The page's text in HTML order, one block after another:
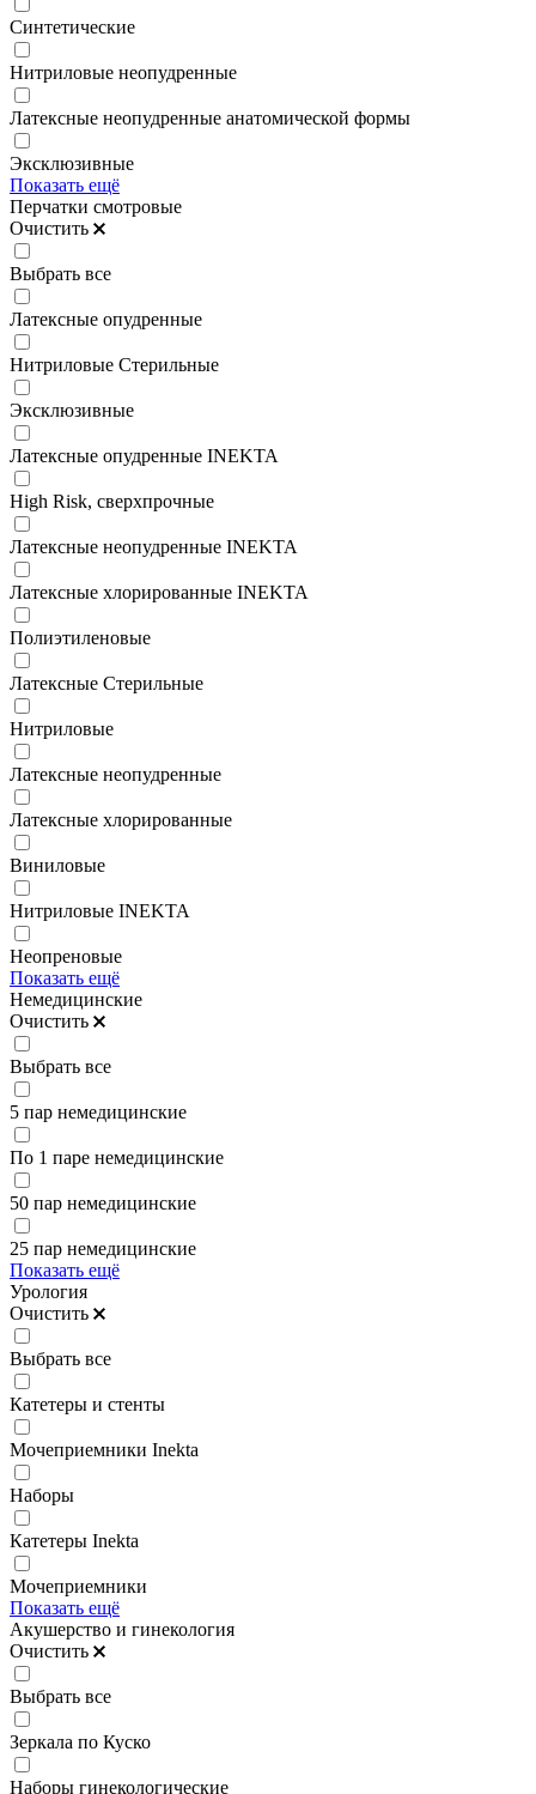
Синтетические
Нитриловые неопудренные
Латексные неопудренные анатомической формы
Эксклюзивные
Показать ещё
Перчатки смотровые
Очистить
Выбрать все
Латексные опудренные
Нитриловые Стерильные
Эксклюзивные
Латексные опудренные INEKTA
High Risk, сверхпрочные
Латексные неопудренные INEKTA
Латексные хлорированные INEKTA
Полиэтиленовые
Латексные Стерильные
Нитриловые
Латексные неопудренные
Латексные хлорированные
Виниловые
Нитриловые INEKTA
Неопреновые
Показать ещё
Немедицинские
Очистить
Выбрать все
5 пар немедицинские
По 1 паре немедицинские
50 пар немедицинские
25 пар немедицинские
Показать ещё
Урология
Очистить
Выбрать все
Катетеры и стенты
Мочеприемники Inekta
Наборы
Катетеры Inekta
Мочеприемники
Показать ещё
Акушерство и гинекология
Очистить
Выбрать все
Зеркала по Куско
Наборы гинекологические